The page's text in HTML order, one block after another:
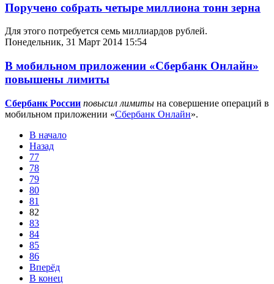
Поручено собрать четыре миллиона тонн зерна
Для этого потребуется семь миллиардов рублей.
Понедельник, 31 Март 2014 15:54
В мобильном приложении «Сбербанк Онлайн»
повышены лимиты
Сбербанк России повысил лимиты на совершение операций в
мобильном приложении «Сбербанк Онлайн».
В начало
Назад
77
78
79
80
81
82
83
84
85
86
Вперёд
В конец